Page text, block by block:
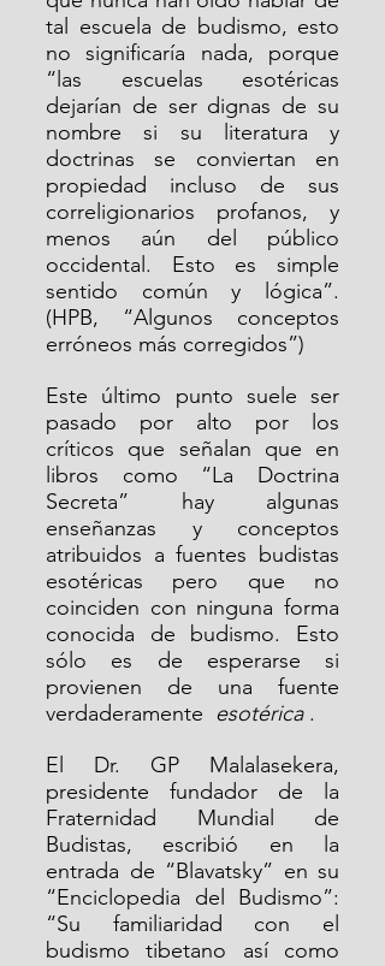
tal escuela de budismo, esto
no significaría nada, porque
“las escuelas esotéricas
dejarían de ser dignas de su
nombre si su literatura y
doctrinas se conviertan en
propiedad incluso de sus
correligionarios profanos, y
menos aún del público
occidental. Esto es simple
sentido común y lógica”.
(HPB, “Algunos conceptos
erróneos más corregidos”)
Este último punto suele ser
pasado por alto por los
críticos que señalan que en
libros como “La Doctrina
Secreta” hay algunas
enseñanzas y conceptos
atribuidos a fuentes budistas
esotéricas pero que no
coinciden con ninguna forma
conocida de budismo. Esto
sólo es de esperarse si
provienen de una fuente
verdaderamente esotérica .
El Dr. GP Malalasekera,
presidente fundador de la
Fraternidad Mundial de
Budistas, escribió en la
entrada de “Blavatsky” en su
“Enciclopedia del Budismo”:
“Su familiaridad con el
budismo tibetano así como